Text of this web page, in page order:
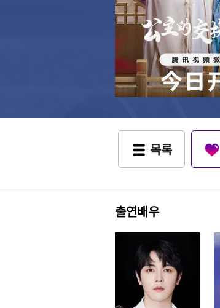
목록
출연배우